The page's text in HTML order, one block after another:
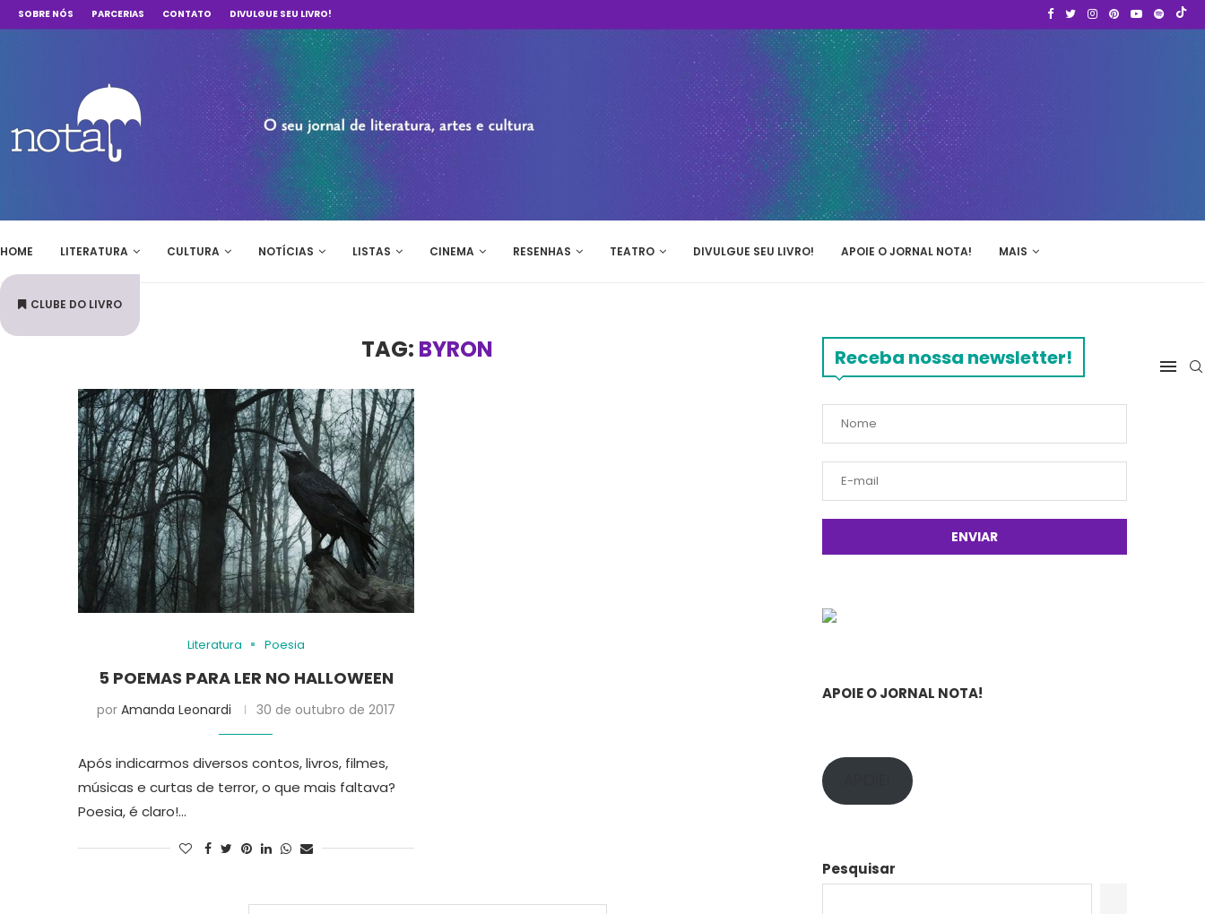
SOBRE NÓS PARCERIAS CONTATO DIVULGUE SEU LIVRO!
HOME LITERATURA CULTURA NOTÍCIAS LISTAS CINEMA RESENHAS TEATRO DIVULGUE SEU LIVRO! APOIE O JORNAL NOTA! MAIS
CLUBE DO LIVRO
TAG: BYRON
Literatura Poesia
5 POEMAS PARA LER NO HALLOWEEN
por Amanda Leonardi 30 de outubro de 2017
Após indicarmos diversos contos, livros, filmes,
músicas e curtas de terror, o que mais faltava?
Poesia, é claro!…
Receba nossa newsletter!
APOIE O JORNAL NOTA!
Pesquisar